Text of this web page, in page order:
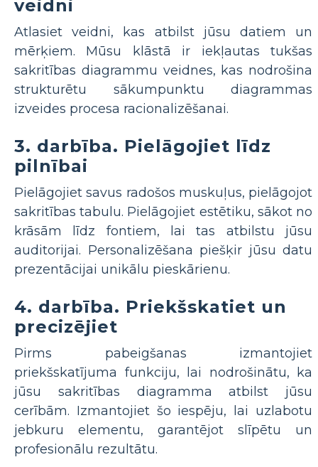
veidni
Atlasiet veidni, kas atbilst jūsu datiem un
mērķiem. Mūsu klāstā ir iekļautas tukšas
sakritības diagrammu veidnes, kas nodrošina
strukturētu sākumpunktu diagrammas
izveides procesa racionalizēšanai.
3. darbība. Pielāgojiet līdz
pilnībai
Pielāgojiet savus radošos muskuļus, pielāgojot
sakritības tabulu. Pielāgojiet estētiku, sākot no
krāsām līdz fontiem, lai tas atbilstu jūsu
auditorijai. Personalizēšana piešķir jūsu datu
prezentācijai unikālu pieskārienu.
4. darbība. Priekšskatiet un
precizējiet
Pirms pabeigšanas izmantojiet
priekšskatījuma funkciju, lai nodrošinātu, ka
jūsu sakritības diagramma atbilst jūsu
cerībām. Izmantojiet šo iespēju, lai uzlabotu
jebkuru elementu, garantējot slīpētu un
profesionālu rezultātu.